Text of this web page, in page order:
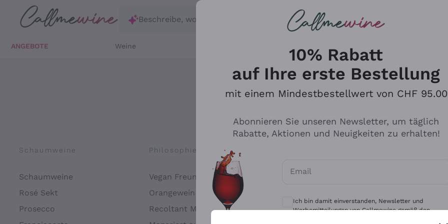
Zum Hauptinhalt springen
Beschreibe, wonach du suchst
ANGEBOTE Weine
Schaumweine
Schaumweine
Rosé Sekt
Prosecco
Philosophien
Vegan Freundlich
Orangewein
Recoltant Manipulant
Antinori
Ca' del Bosco
Gavi
10% Rabatt
auf Ihre erste Bestellung
mit einem Mindestbestellwert von CHF 95.00
Abonnieren Sie unseren Newsletter, um täglich
Rabatte, Aktionen und Neuigkeiten zu erhalten!
Email
Optionale Einwilligungen zum Erhalt von
Ich bin damit einverstanden, Newsletter und
Werbemitteilungen von Callmewine gemäß den -